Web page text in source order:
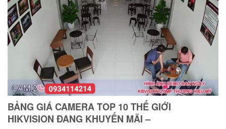
BẢNG GIÁ CAMERATOP 10 THẾ GIỚI
HIKVISION ĐANG KHUYẾN MÃI –